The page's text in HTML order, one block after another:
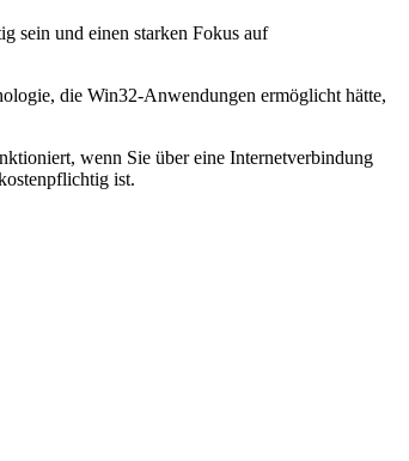
sein und einen starken Fokus auf
die Win32-Anwendungen ermöglicht hätte,
wenn Sie über eine Internetverbindung
ist.